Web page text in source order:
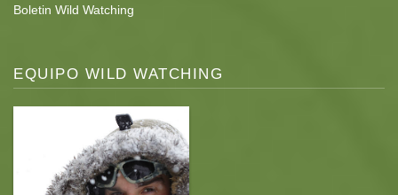
Boletin Wild Watching
EQUIPO WILD WATCHING